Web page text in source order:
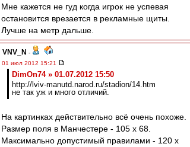
Мне кажется не гуд когда игрок не успевая
остановится врезается в рекламные щиты.
Лучше на метр дальше.
VNV_N -
01 июл 2012 15:21
DimOn74 » 01.07.2012 15:50
http://lviv-manutd.narod.ru/stadion/14.htm
не так уж и много отличий.
На картинках действительно всё очень похоже.
Размер поля в Манчестере - 105 x 68.
Максимально допустимый правилами - 120 х